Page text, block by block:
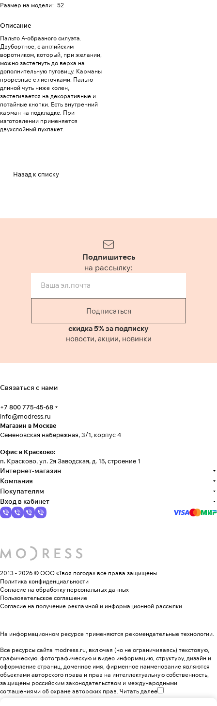
Размер на модели: 52
Описание
Пальто А-образного силуэта.
Двубортное, с английским
воротником, который, при желании,
можно застегнуть до верха на
дополнительную пуговицу. Карманы
прорезные с листочками. Пальто
длиной чуть ниже колен,
застегивается на декоративные и
потайные кнопки. Есть внутренний
карман на подкладке. При
изготовлении применяется
двухслойный пухпакет.
Назад к списку
Подпишитесь
на рассылку:
Подписаться
скидка 5% за подписку
новости, акции, новинки
Связаться с нами
+7 800 775-45-68
info@modress.ru
Магазин в Москве
Семеновская набережная, 3/1, корпус 4
Офис в Красково:
п. Красково, ул. 2я Заводская, д. 15, строение 1
Интернет-магазин
Компания
Покупателям
Вход в кабинет
2013 - 2026 © ООО «Твоя погода» все права защищены
Политика конфиденциальности
Согласие на обработку персональных данных
Пользовательское соглашение
Согласие на получение рекламной и информационной рассылки
На информационном ресурсе применяются рекомендательные технологии.
Все ресурсы сайта modress.ru, включая (но не ограничиваясь) текстовую,
графическую, фотографическую и видео информацию, структуру, дизайн и
оформление страниц, доменное имя, фирменное наименование являются
объектами авторского права и прав на интеллектуальную собственность,
защищены российским законодательством и международными
соглашениями об охране авторских прав. Читать далее